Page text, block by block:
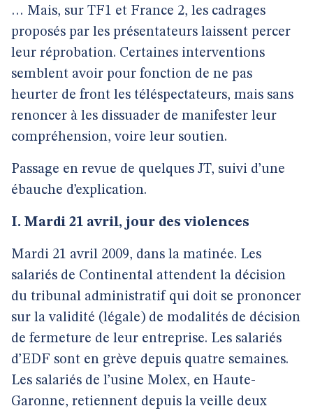
… Mais, sur TF1 et France 2, les cadrages
proposés par les présentateurs laissent percer
leur réprobation. Certaines interventions
semblent avoir pour fonction de ne pas
heurter de front les téléspectateurs, mais sans
renoncer à les dissuader de manifester leur
compréhension, voire leur soutien.
Passage en revue de quelques JT, suivi d’une
ébauche d’explication.
I. Mardi 21 avril, jour des violences
Mardi 21 avril 2009, dans la matinée. Les
salariés de Continental attendent la décision
du tribunal administratif qui doit se prononcer
sur la validité (légale) de modalités de décision
de fermeture de leur entreprise. Les salariés
d’EDF sont en grève depuis quatre semaines.
Les salariés de l’usine Molex, en Haute-
Garonne, retiennent depuis la veille deux